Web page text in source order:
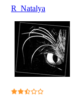
R_Natalya